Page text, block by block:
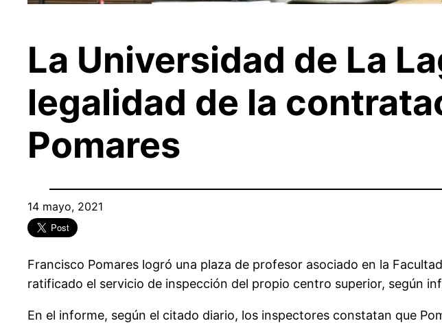
La Universidad de La
legalidad de la
Pomares
14 mayo, 2021
Francisco Pomares logró una plaza de profesor asociado en la
ratificado el servicio de inspección del propio centro superior, según
En el informe, según el citado diario, los inspectores constatan que